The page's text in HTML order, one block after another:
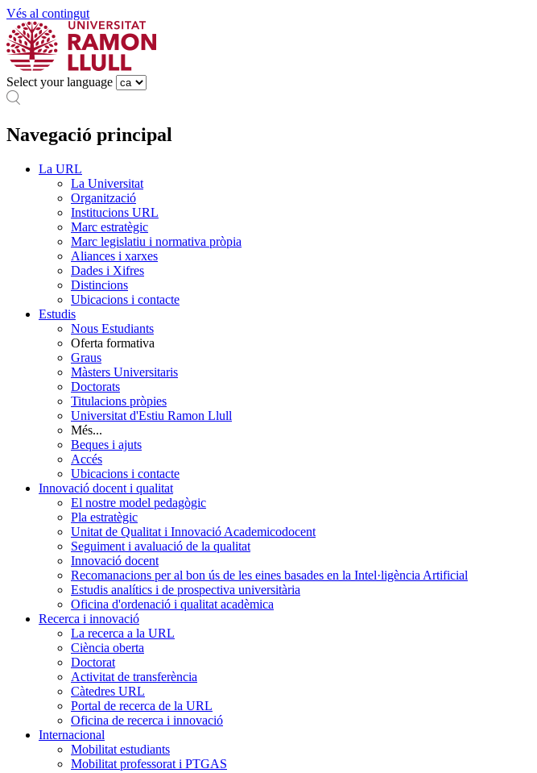
Vés al contingut
Select your language
Navegació principal
La URL
La Universitat
Organització
Institucions URL
Marc estratègic
Marc legislatiu i normativa pròpia
Aliances i xarxes
Dades i Xifres
Distincions
Ubicacions i contacte
Estudis
Nous Estudiants
Oferta formativa
Graus
Màsters Universitaris
Doctorats
Titulacions pròpies
Universitat d'Estiu Ramon Llull
Més...
Beques i ajuts
Accés
Ubicacions i contacte
Innovació docent i qualitat
El nostre model pedagògic
Pla estratègic
Unitat de Qualitat i Innovació Academicodocent
Seguiment i avaluació de la qualitat
Innovació docent
Recomanacions per al bon ús de les eines basades en la Intel·ligència Artificial
Estudis analítics i de prospectiva universitària
Oficina d'ordenació i qualitat acadèmica
Recerca i innovació
La recerca a la URL
Ciència oberta
Doctorat
Activitat de transferència
Càtedres URL
Portal de recerca de la URL
Oficina de recerca i innovació
Internacional
Mobilitat estudiants
Mobilitat professorat i PTGAS